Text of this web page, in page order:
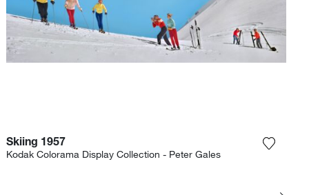
Sie das Foto meiner Wunschliste hinzu
Skiing 1957
Kodak Colorama Display Collection - Peter Gales